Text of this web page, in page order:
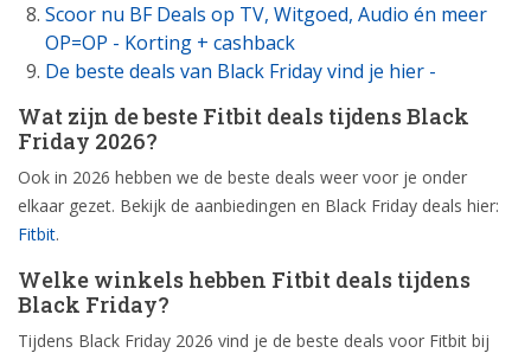
Scoor nu BF Deals op TV, Witgoed, Audio én meer
OP=OP - Korting + cashback
De beste deals van Black Friday vind je hier -
Wat zijn de beste Fitbit deals tijdens Black
Friday 2026?
Ook in 2026 hebben we de beste deals weer voor je onder
elkaar gezet. Bekijk de aanbiedingen en Black Friday deals hier:
Fitbit.
Welke winkels hebben Fitbit deals tijdens
Black Friday?
Tijdens Black Friday 2026 vind je de beste deals voor Fitbit bij